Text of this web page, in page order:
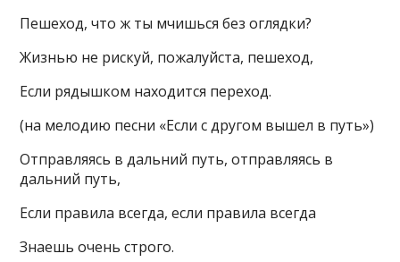
Пешеход, что ж ты мчишься без оглядки?
Жизнью не рискуй, пожалуйста, пешеход,
Если рядышком находится переход.
(на мелодию песни «Если с другом вышел в путь»)
Отправляясь в дальний путь, отправляясь в
дальний путь,
Если правила всегда, если правила всегда
Знаешь очень строго.